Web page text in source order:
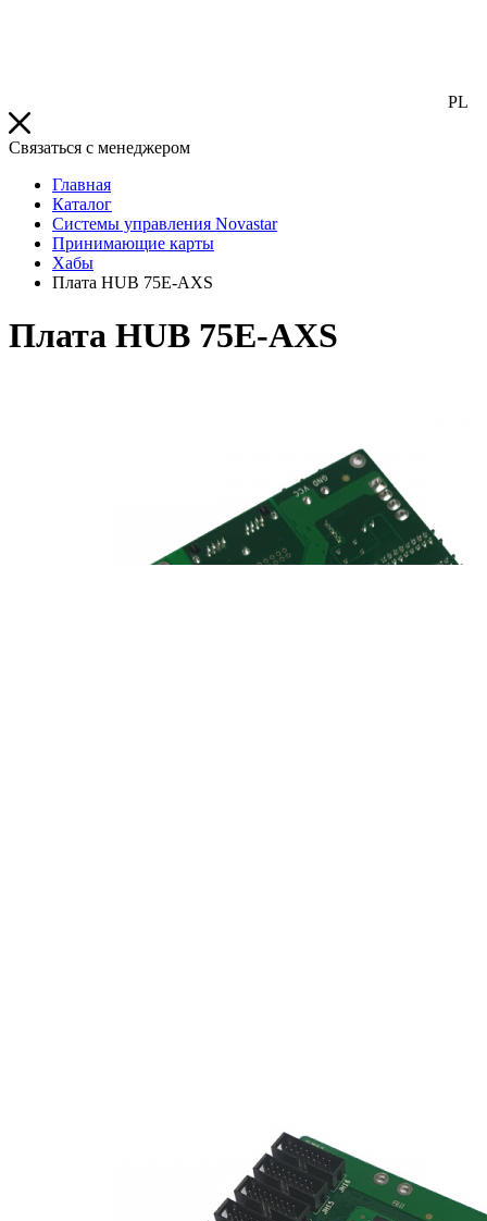
PL
Связаться с менеджером
Главная
Каталог
Системы управления Novastar
Принимающие карты
Хабы
Плата HUB 75Е-AXS
Плата HUB 75Е-AXS